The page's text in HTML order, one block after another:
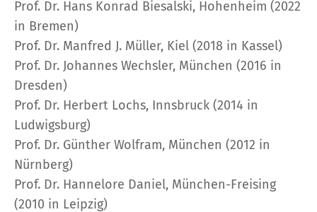
Prof. Dr. Hans Konrad Biesalski, Hohenheim (2022
in Bremen)
Prof. Dr. Manfred J. Müller, Kiel (2018 in Kassel)
Prof. Dr. Johannes Wechsler, München (2016 in
Dresden)
Prof. Dr. Herbert Lochs, Innsbruck (2014 in
Ludwigsburg)
Prof. Dr. Günther Wolfram, München (2012 in
Nürnberg)
Prof. Dr. Hannelore Daniel, München-Freising
(2010 in Leipzig)